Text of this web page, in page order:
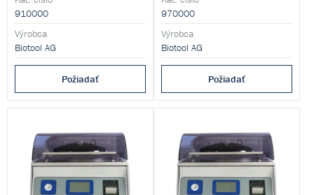
prakticky neomezená. Do
systému lze najednou vložit 400
prázdných Petriho misek pro
rozplnění, ale misky lze za
chodu přístroje odebírat i
naplněných Petriho misek lze
prodloužit přídavnými stolky.
Rychlost plnění je až 1 300 ks
910000
Výrobca
Biotool AG
Požiadať
polohovacím, plnícím ramenem
umožňujícím přesné polohování
v osách XY a současně snadné
manuální nastavení výšky.
Plnička má integrovanou
standardní mikrobiologické
plnící objemy.
970000
Výrobca
Biotool AG
Požiadať